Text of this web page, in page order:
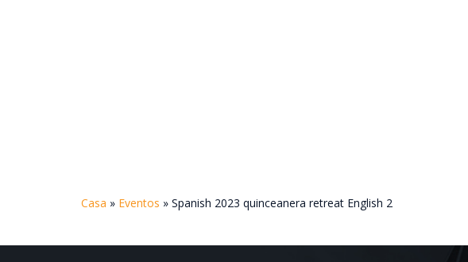
Casa » Eventos » Spanish 2023 quinceanera retreat English 2